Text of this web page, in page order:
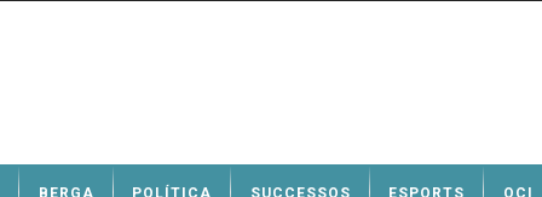
BERGA POLÍTICA SUCCESSOS ESPORTS OCI